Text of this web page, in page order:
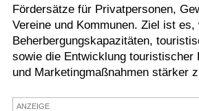
Verkehr
Gesundheit
Kultur
Sport
Termine
Fördersätze für Privatpersonen,
Vereine und Kommunen. Ziel ist es,
Beherbergungskapazitäten,
sowie die Entwicklung touristischer
und Marketingmaßnahmen stärker
ANZEIGE